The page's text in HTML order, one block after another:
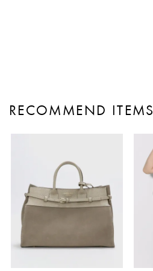
RECOMMEND ITEMS